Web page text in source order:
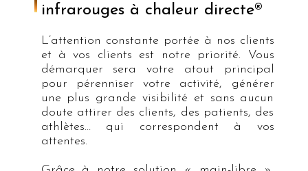
infrarouges à chaleur directe®
L’attention constante portée à nos clients
et à vos clients est notre priorité. Vous
démarquer sera votre atout principal
pour pérenniser votre activité, générer
une plus grande visibilité et sans aucun
doute attirer des clients, des patients, des
athlètes… qui correspondent à vos
attentes.